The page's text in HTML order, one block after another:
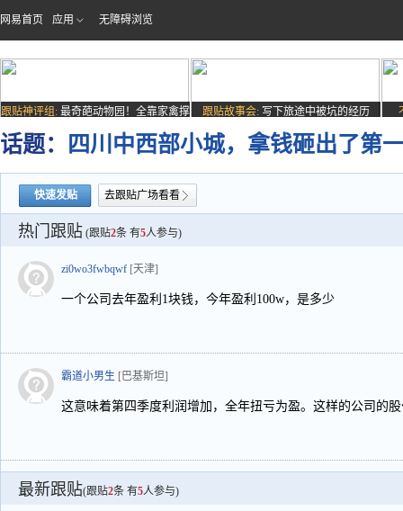
网易首页 应用 无障碍浏览
跟贴神评组: 最奇葩动物园！全靠家禽撑
场子
跟贴故事会: 写下旅途中被坑的经历
话题： 四川中西部小城，拿钱砸出了第
快速发贴 去跟贴广场看看
热门跟贴 (跟贴2条 有5人参与)
zi0wo3fwbqwf [天津]
一个公司去年盈利1块钱，今年盈利100w，是多少
霸道小男生 [巴基斯坦]
这意味着第四季度利润增加，全年扭亏为盈。这样的公司的
最新跟贴(跟贴2条 有5人参与)